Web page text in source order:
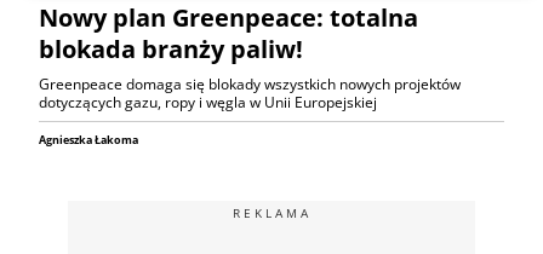
Nowy plan Greenpeace: totalna
blokada branży paliw!
Greenpeace domaga się blokady wszystkich nowych projektów
dotyczących gazu, ropy i węgla w Unii Europejskiej
Agnieszka Łakoma
REKLAMA